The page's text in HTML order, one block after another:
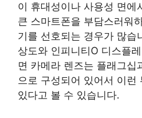
이 휴대성이나 사용성 면에
큰 스마트폰을 부담스러워
기를 선호되는 경우가 많습
상도와 인피니티O 디스플
면 카메라 렌즈는 플래그십
으로 구성되어 있어서 이런
있다고 볼 수 있습니다.